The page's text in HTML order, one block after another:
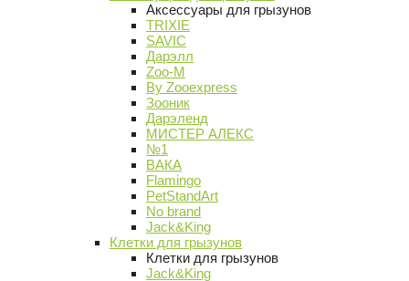
Аксессуары для грызунов
TRIXIE
SAVIC
Дарэлл
Zoo-M
By Zooexpress
Зооник
Дарэленд
МИСТЕР АЛЕКС
№1
ВАКА
Flamingo
PetStandArt
No brand
Jack&King
Клетки для грызунов
Клетки для грызунов
Jack&King